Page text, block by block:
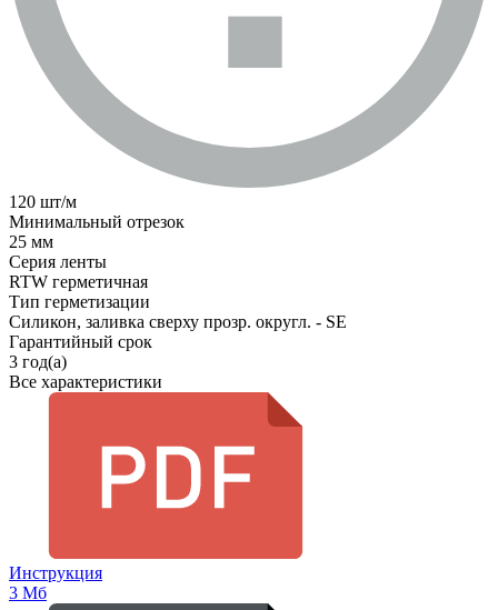
120 шт/м
Минимальный отрезок
25 мм
Серия ленты
RTW герметичная
Тип герметизации
Силикон, заливка сверху прозр. округл. - SE
Гарантийный срок
3 год(а)
Все характеристики
Инструкция
3 Мб